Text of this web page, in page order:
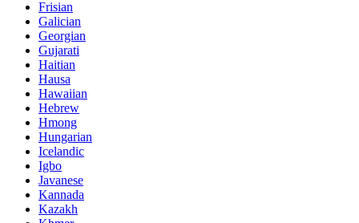
Frisian
Galician
Georgian
Gujarati
Haitian
Hausa
Hawaiian
Hebrew
Hmong
Hungarian
Icelandic
Igbo
Javanese
Kannada
Kazakh